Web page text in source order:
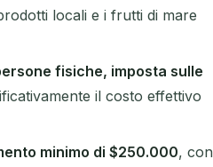
locali e i frutti di mare
fisiche, imposta sulle
il costo effettivo
minimo di $250.000, con